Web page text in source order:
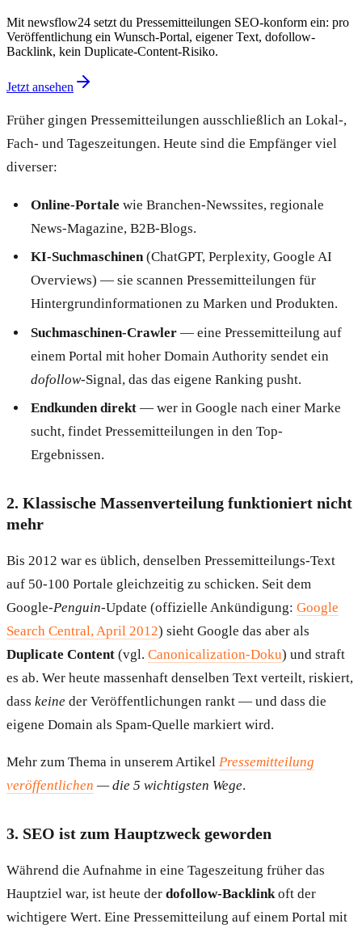
Mit newsflow24 setzt du Pressemitteilungen SEO-konform ein: pro
Veröffentlichung ein Wunsch-Portal, eigener Text, dofollow-
Backlink, kein Duplicate-Content-Risiko.
Jetzt ansehen
Früher gingen Pressemitteilungen ausschließlich an Lokal-,
Fach- und Tageszeitungen. Heute sind die Empfänger viel
diverser:
Online-Portale wie Branchen-Newssites, regionale
News-Magazine, B2B-Blogs.
KI-Suchmaschinen(ChatGPT, Perplexity, Google AI
Overviews) — sie scannen Pressemitteilungen für
Hintergrundinformationen zu Marken und Produkten.
Suchmaschinen-Crawler— eine Pressemitteilung auf
einem Portal mit hoher Domain Authority sendet ein
dofollow-Signal, das das eigene Ranking pusht.
Endkunden direkt— wer in Google nach einer Marke
sucht, findet Pressemitteilungen in den Top-
Ergebnissen.
2. Klassische Massenverteilung funktioniert nicht
mehr
Bis 2012 war es üblich, denselben Pressemitteilungs-Text
auf 50-100 Portale gleichzeitig zu schicken. Seit dem
Google-Penguin-Update (offizielle Ankündigung: Google
Search Central, April 2012) sieht Google das aber als
Duplicate Content (vgl. Canonicalization-Doku) und straft
es ab. Wer heute massenhaft denselben Text verteilt, riskiert,
dass keine der Veröffentlichungen rankt — und dass die
eigene Domain als Spam-Quelle markiert wird.
Mehr zum Thema in unserem Artikel Pressemitteilung
veröffentlichen — die 5 wichtigsten Wege.
3. SEO ist zum Hauptzweck geworden
Während die Aufnahme in eine Tageszeitung früher das
Hauptziel war, ist heute der dofollow-Backlink oft der
wichtigere Wert. Eine Pressemitteilung auf einem Portal mit